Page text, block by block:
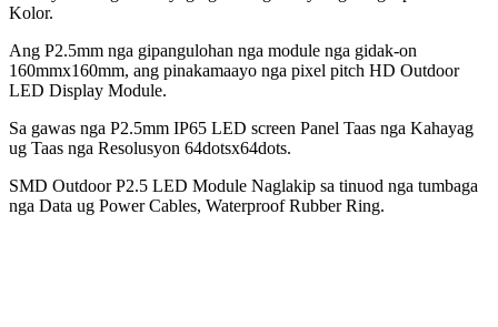
Kolor.
Ang P2.5mm nga gipangulohan nga module nga gidak-on
160mmx160mm, ang pinakamaayo nga pixel pitch HD Outdoor
LED Display Module.
Sa gawas nga P2.5mm IP65 LED screen Panel Taas nga Kahayag
ug Taas nga Resolusyon 64dotsx64dots.
SMD Outdoor P2.5 LED Module Naglakip sa tinuod nga tumbaga
nga Data ug Power Cables, Waterproof Rubber Ring.